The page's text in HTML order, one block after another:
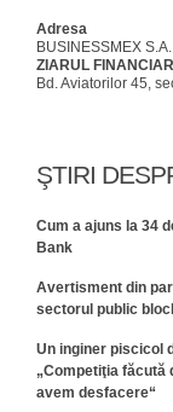
Adresa
BUSINESSMEX S.A.
ZIARUL FINANCIAR
Bd. Aviatorilor 45,
ŞTIRI
Cum a ajuns la 34
Bank
Avertisment din
sectorul public
Un inginer piscicol
„Competiţia făcută
avem desfacere“